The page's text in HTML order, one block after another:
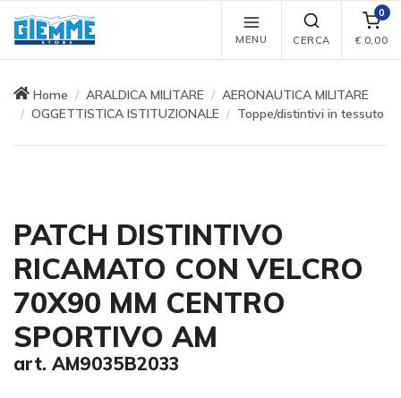
MENU CERCA
0
€ 0,00
Home ARALDICA MILITARE
AERONAUTICA MILITARE
OGGETTISTICA ISTITUZIONALE
Toppe/distintivi in tessuto
PATCH DISTINTIVO
RICAMATO CON VELCRO
70X90 MM CENTRO
SPORTIVO AM
art. AM9035B2033